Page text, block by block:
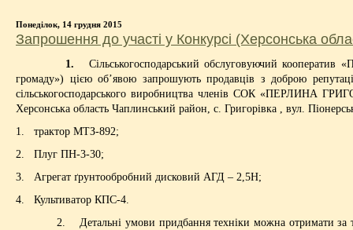
Понеділок, 14 грудня 2015
Запрошення до участі у Конкурсі (Херсонська
1. Сільськогосподарський обслуговуючий
громаду») цією об’явою запрошують продавців з доброю
сільськогосподарського виробництва членів СОК «ПЕРЛИНА
Херсонська область Чаплинський район, с. Григорівка , вул.
1. трактор МТЗ-892;
2. Плуг ПН-3-30;
3. Агрегат ґрунтообробний дисковий АГД – 2,5Н;
4. Культиватор КПС-4.
2. Детальні умови придбання техніки можна отримати за